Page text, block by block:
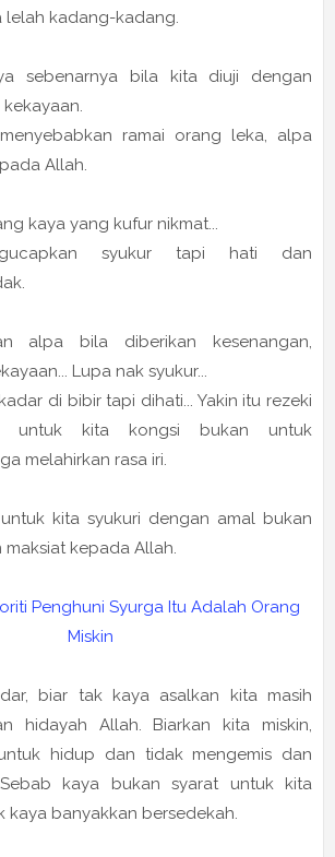
lelah kadang-kadang.
sebenarnya bila kita diuji dengan
ramai orang leka, alpa
Allah.
kaya yang kufur nikmat...
syukur tapi hati dan
alpa bila diberikan kesenangan,
Lupa nak syukur...
di bibir tapi dihati... Yakin itu rezeki
untuk kita kongsi bukan untuk
melahirkan rasa iri.
kita syukuri dengan amal bukan
kepada Allah.
Penghuni Syurga Itu Adalah Orang
Miskin
biar tak kaya asalkan kita masih
hidayah Allah. Biarkan kita miskin,
hidup dan tidak mengemis dan
Sebab kaya bukan syarat untuk kita
kaya banyakkan bersedekah.